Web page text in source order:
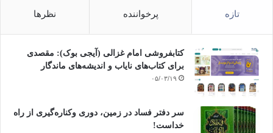
تازه پرخواننده نظرها
کتابفروشی امام غزالی (آیجی بوک): مقصدی
برای کتاب‌های نایاب و اندیشه‌های ماندگار
۰۵/۰۳/۱۹
سر دفتر فساد در زمین‌، دوری وکناره‌گیری از راه
خداست‌!